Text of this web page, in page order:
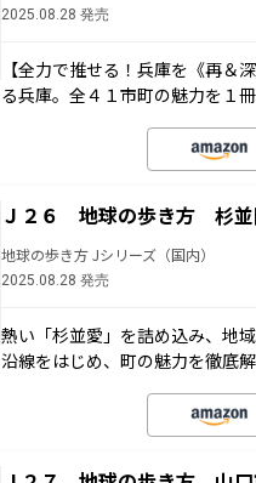
2025.08.28 発売
【全力で推せる！兵庫を《再＆
る兵庫。全４１市町の魅力を１
Ｊ２６ 地球の歩き方 杉
地球の歩き方 Jシリーズ（国内）
2025.08.28 発売
熱い「杉並愛」を詰め込み、地
沿線をはじめ、町の魅力を徹底解